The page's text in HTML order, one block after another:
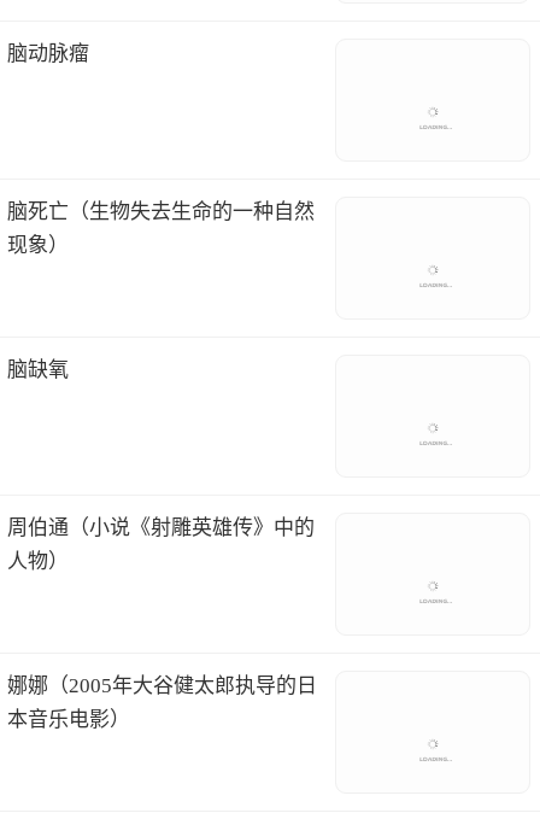
脑动脉瘤
脑死亡（生物失去生命的一种自然
现象）
脑缺氧
周伯通（小说《射雕英雄传》中的
人物）
娜娜（2005年大谷健太郎执导的日
本音乐电影）